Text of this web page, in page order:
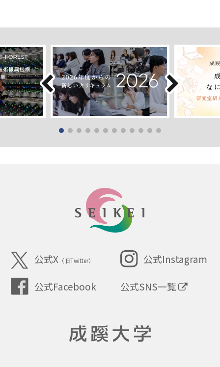
公式X （旧Twitter） 公式Instagram
公式Facebook 公式SNS一覧